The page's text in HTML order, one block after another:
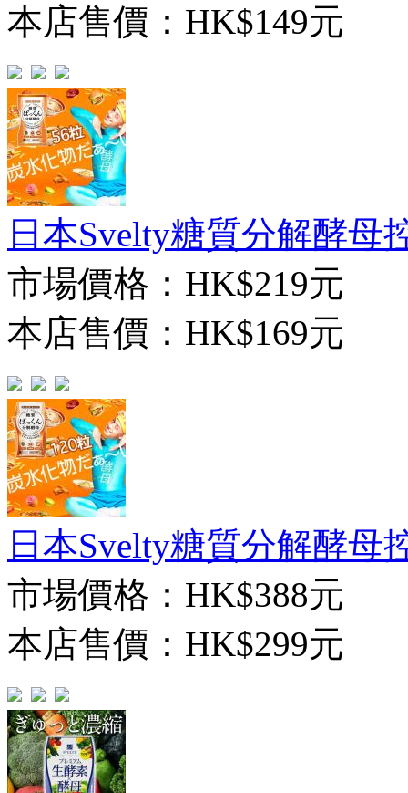
本店售價： HK$149元
日本Svelty糖質分解酵母
市場價格： HK$219元
本店售價： HK$169元
日本Svelty糖質分解酵母
市場價格： HK$388元
本店售價： HK$299元